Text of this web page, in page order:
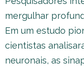
mergulhar
Em um estudo
cientistas
neuronais, as